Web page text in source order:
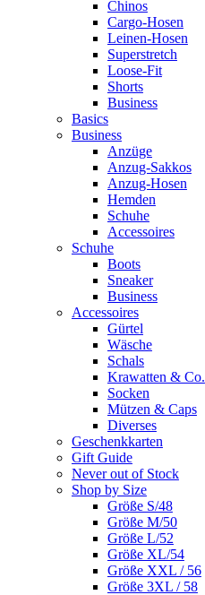
Chinos
Cargo-Hosen
Leinen-Hosen
Superstretch
Loose-Fit
Shorts
Business
Basics
Business
Anzüge
Anzug-Sakkos
Anzug-Hosen
Hemden
Schuhe
Accessoires
Schuhe
Boots
Sneaker
Business
Accessoires
Gürtel
Wäsche
Schals
Krawatten & Co.
Socken
Mützen & Caps
Diverses
Geschenkkarten
Gift Guide
Never out of Stock
Shop by Size
Größe S/48
Größe M/50
Größe L/52
Größe XL/54
Größe XXL / 56
Größe 3XL / 58